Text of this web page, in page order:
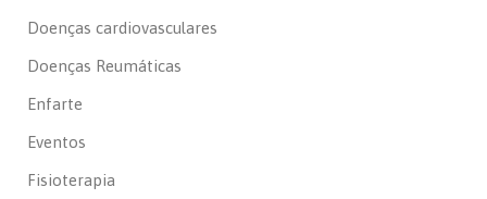
Doenças cardiovasculares
Doenças Reumáticas
Enfarte
Eventos
Fisioterapia